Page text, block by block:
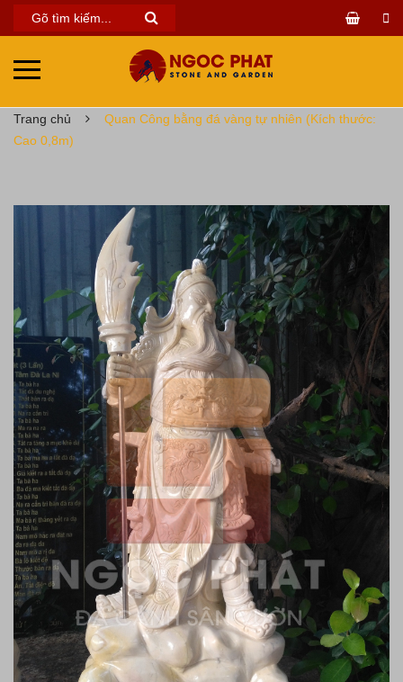
Trang chủ
Quan Công bằng đá vàng tự nhiên (Kích thước:
Cao 0,8m)